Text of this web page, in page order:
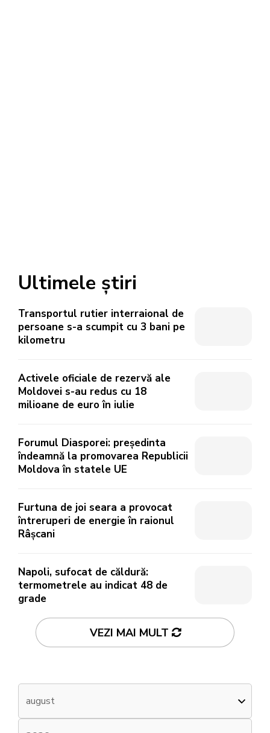
Ultimele știri
Transportul rutier interraional de
persoane s-a scumpit cu 3 bani pe
kilometru
Activele oficiale de rezervă ale
Moldovei s-au redus cu 18
milioane de euro în iulie
Forumul Diasporei: președinta
îndeamnă la promovarea Republicii
Moldova în statele UE
Furtuna de joi seara a provocat
întreruperi de energie în raionul
Râșcani
Napoli, sufocat de căldură:
termometrele au indicat 48 de
grade
VEZI MAI MULT